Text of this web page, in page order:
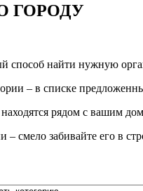
ГОРОДУ
способ найти нужную
– в списке
рядом с вашим
– смело забивайте его в